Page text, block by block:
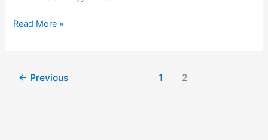
Avoin
kopiosuojauksista
Read More »
← Previous 1 2